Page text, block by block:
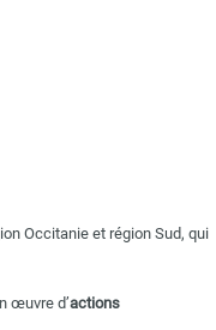
Occitanie et région Sud, qui
œuvre d’actions